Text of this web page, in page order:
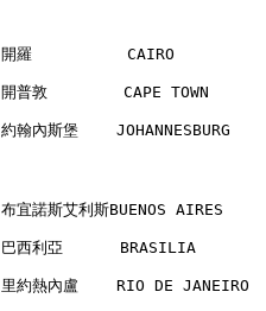
開羅          CAIRO
開普敦        CAPE
約翰內斯堡
布宜諾斯艾利斯BUENOS
巴西利亞      BRASILIA
里約熱內盧    RIO DE